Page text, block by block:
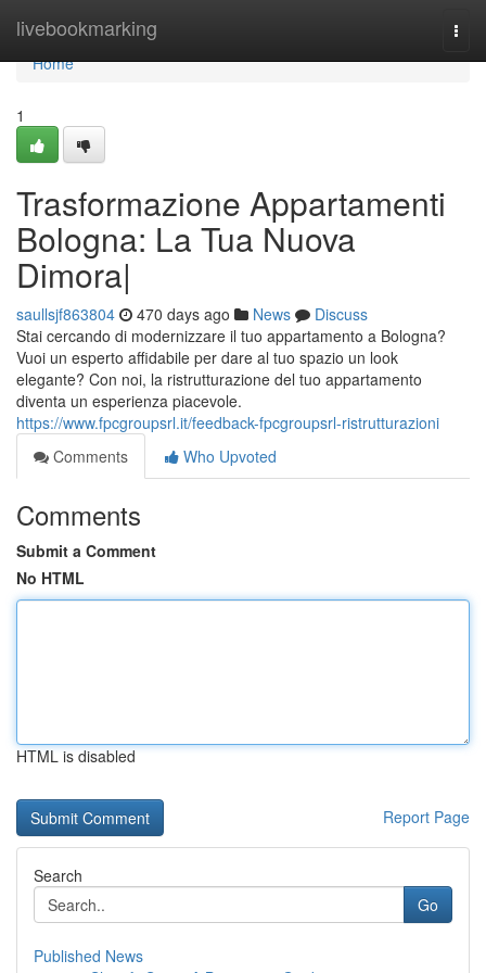
livebookmarking
Home
Home
1
Trasformazione Appartamenti
Bologna: La Tua Nuova
Dimora|
saullsjf863804 470 days ago News
Discuss
Stai cercando di modernizzare il tuo appartamento a Bologna?
Vuoi un esperto affidabile per dare al tuo spazio un look
elegante? Con noi, la ristrutturazione del tuo appartamento
diventa un esperienza piacevole.
https://www.fpcgroupsrl.it/feedback-fpcgroupsrl-ristrutturazioni
Comments
Who Upvoted
Comments
Submit a Comment
No HTML
HTML is disabled
Report Page
Search
Go
Published News